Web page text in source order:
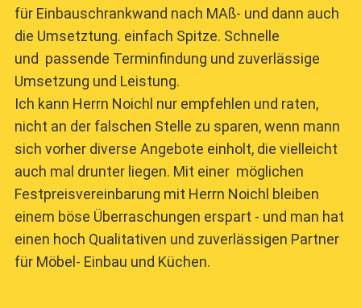
für Einbauschrankwand nach MAß- und dann auch
die Umsetztung. einfach Spitze. Schnelle
und passende Terminfindung und zuverlässige
Umsetzung und Leistung.
Ich kann Herrn Noichl nur empfehlen und raten,
nicht an der falschen Stelle zu sparen, wenn mann
sich vorher diverse Angebote einholt, die vielleicht
auch mal drunter liegen. Mit einer möglichen
Festpreisvereinbarung mit Herrn Noichl bleiben
einem böse Überraschungen erspart - und man hat
einen hoch Qualitativen und zuverlässigen Partner
für Möbel- Einbau und Küchen.